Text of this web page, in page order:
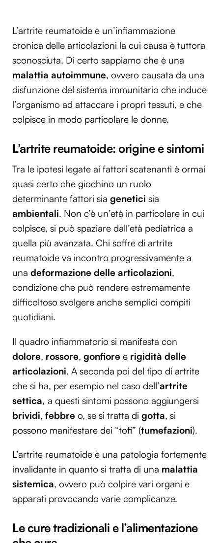
L’artrite reumatoide è un’infiammazione
cronica delle articolazioni la cui causa è tuttora
sconosciuta. Di certo sappiamo che è una
malattia autoimmune, ovvero causata da una
disfunzione del sistema immunitario che induce
l’organismo ad attaccare i propri tessuti, e che
colpisce in modo particolare le donne.
L’artrite reumatoide: origine e sintomi
Tra le ipotesi legate ai fattori scatenanti è ormai
quasi certo che giochino un ruolo
determinante fattori sia genetici sia
ambientali. Non c’è un’età in particolare in cui
colpisce, si può spaziare dall’età pediatrica a
quella più avanzata. Chi soffre di artrite
reumatoide va incontro progressivamente a
una deformazione delle articolazioni,
condizione che può rendere estremamente
difficoltoso svolgere anche semplici compiti
quotidiani.
Il quadro infiammatorio si manifesta con
dolore, rossore, gonfiore e rigidità delle
articolazioni. A seconda poi del tipo di artrite
che si ha, per esempio nel caso dell’artrite
settica, a questi sintomi possono aggiungersi
brividi, febbre o, se si tratta di gotta, si
possono manifestare dei “tofi” (tumefazioni).
L’artrite reumatoide è una patologia fortemente
invalidante in quanto si tratta di una malattia
sistemica, ovvero può colpire vari organi e
apparati provocando varie complicanze.
Le cure tradizionali e l’alimentazione